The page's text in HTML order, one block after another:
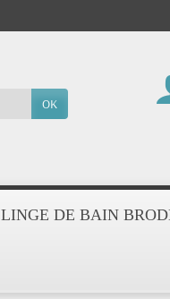
OK
LINGE DE BAIN